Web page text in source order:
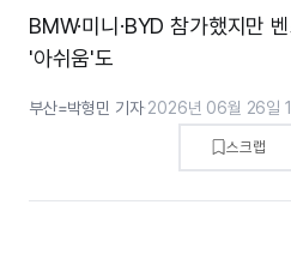
BMW·미니·BYD 참가했지만
'아쉬움'도
부산=박형민 기자·2026년 06월 26일
스크랩